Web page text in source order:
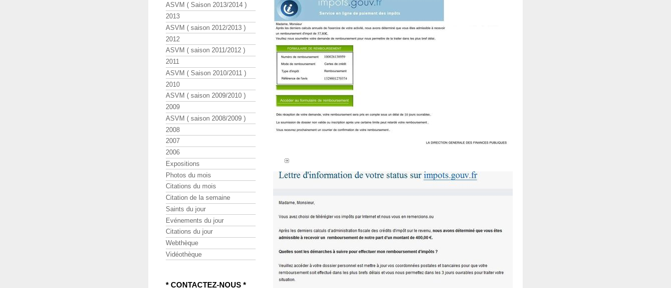
ASVM ( Saison 2013/2014 )
2013
ASVM ( saison 2012/2013 )
2012
ASVM ( saison 2011/2012 )
2011
ASVM ( Saison 2010/2011 )
2010
ASVM ( saison 2009/2010 )
2009
ASVM ( saison 2008/2009 )
2008
2007
2006
Expositions
Photos du mois
Citations du mois
Citation de la semaine
Saints du jour
Evénements du jour
Citations du jour
Webthèque
Vidéothèque
* CONTACTEZ-NOUS *